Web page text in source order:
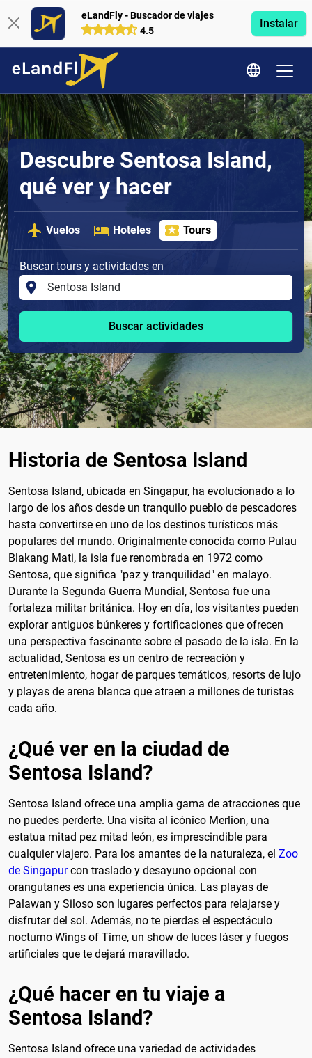
eLandFly - Buscador de viajes
4.5
Instalar
Descubre Sentosa Island,
qué ver y hacer
Vuelos Hoteles Tours
Buscar tours y actividades en
Buscar actividades
Historia de Sentosa Island
Sentosa Island, ubicada en Singapur, ha evolucionado a lo
largo de los años desde un tranquilo pueblo de pescadores
hasta convertirse en uno de los destinos turísticos más
populares del mundo. Originalmente conocida como Pulau
Blakang Mati, la isla fue renombrada en 1972 como
Sentosa, que significa "paz y tranquilidad" en malayo.
Durante la Segunda Guerra Mundial, Sentosa fue una
fortaleza militar británica. Hoy en día, los visitantes pueden
explorar antiguos búnkeres y fortificaciones que ofrecen
una perspectiva fascinante sobre el pasado de la isla. En la
actualidad, Sentosa es un centro de recreación y
entretenimiento, hogar de parques temáticos, resorts de lujo
y playas de arena blanca que atraen a millones de turistas
cada año.
¿Qué ver en la ciudad de
Sentosa Island?
Sentosa Island ofrece una amplia gama de atracciones que
no puedes perderte. Una visita al icónico Merlion, una
estatua mitad pez mitad león, es imprescindible para
cualquier viajero. Para los amantes de la naturaleza, el Zoo
de Singapurcon traslado y desayuno opcional con
orangutanes es una experiencia única. Las playas de
Palawan y Siloso son lugares perfectos para relajarse y
disfrutar del sol. Además, no te pierdas el espectáculo
nocturno Wings of Time, un show de luces láser y fuegos
artificiales que te dejará maravillado.
¿Qué hacer en tu viaje a
Sentosa Island?
Sentosa Island ofrece una variedad de actividades